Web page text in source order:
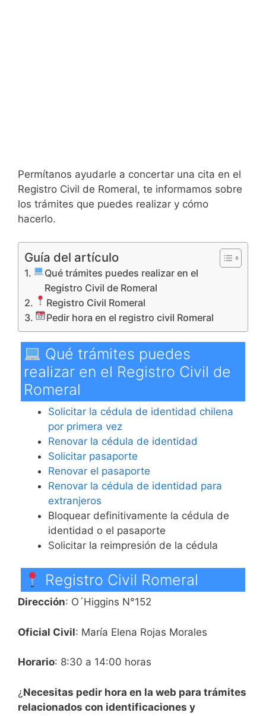
Permítanos ayudarle a concertar una cita en el
Registro Civil de Romeral, te informamos sobre
los trámites que puedes realizar y cómo
hacerlo.
Guía del artículo
Qué trámites puedes realizar en el
Registro Civil de Romeral
Registro Civil Romeral
Pedir hora en el registro civil Romeral
Qué trámites puedes
realizar en el Registro Civil de
Romeral
Solicitar la cédula de identidad chilena
por primera vez
Renovar la cédula de identidad
Solicitar pasaporte
Renovar el pasaporte
Renovar la cédula de identidad para
extranjeros
Bloquear definitivamente la cédula de
identidad o el pasaporte
Solicitar la reimpresión de la cédula
Registro Civil Romeral
Dirección: O´Higgins N°152
Oficial Civil: María Elena Rojas Morales
Horario: 8:30 a 14:00 horas
¿ Necesitas pedir hora en la web para trámites
relacionados con identificaciones y